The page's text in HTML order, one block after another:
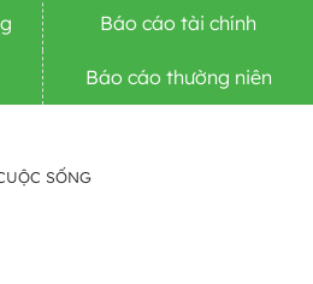
Báo cáo tài chính
Báo cáo thường niên
SỐNG